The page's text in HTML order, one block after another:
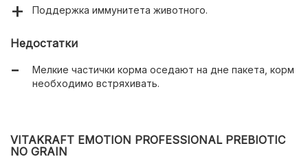
Поддержка иммунитета животного.
Недостатки
Мелкие частички корма оседают на дне пакета, корм
необходимо встряхивать.
VITAKRAFT EMOTION PROFESSIONAL PREBIOTIC
NO GRAIN